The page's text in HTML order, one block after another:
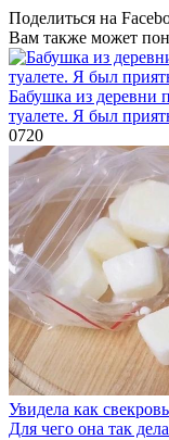
Поделиться на
Вам также может
Бабушка из деревни
туалете. Я был
0720
Увидела как
Для чего она так